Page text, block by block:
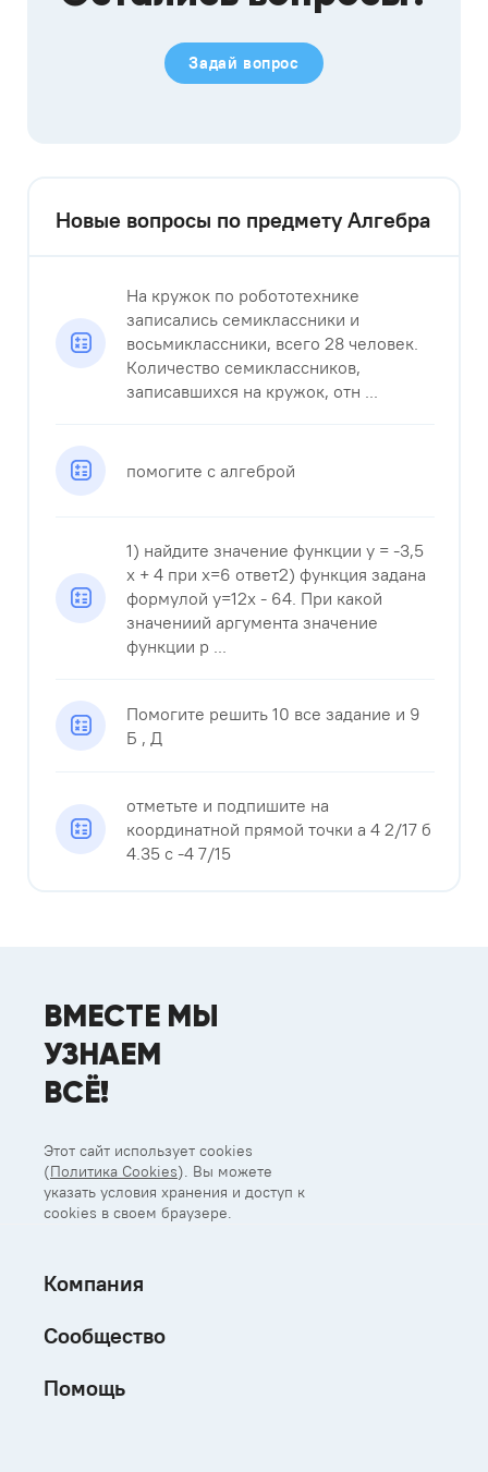
Задай вопрос
Новые вопросы по предмету Алгебра
На кружок по робототехнике
записались семиклассники и
восьмиклассники, всего 28 человек.
Количество семиклассников,
записавшихся на кружок, отн ...
помогите с алгеброй
1) найдите значение функции у = -3,5
x + 4 при x=6 ответ2) функция задана
формулой y=12x - 64. При какой
значениий аргумента значение
функции р ...
Помогите решить 10 все задание и 9
Б , Д
отметьте и подпишите на
координатной прямой точки а 4 2/17 б
4.35 с -4 7/15
ВМЕСТЕ МЫ
УЗНАЕМ
ВСЁ!
Этот сайт использует cookies
(Политика Cookies). Вы можете
указать условия хранения и доступ к
cookies в своем браузере.
Компания
Сообщество
Помощь